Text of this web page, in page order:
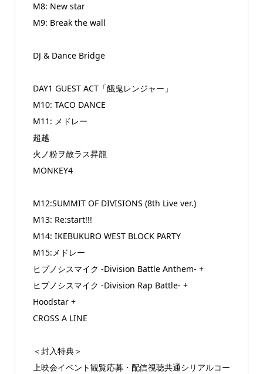
M8: New star
M9: Break the wall
DJ & Dance Bridge
DAY1 GUEST ACT「餓鬼レンジャー」
M10: TACO DANCE
M11: メドレー
超越
火ノ粉ヲ散ラス昇龍
MONKEY4
M12:SUMMIT OF DIVISIONS (8th Live ver.)
M13: Re:start!!!
M14: IKEBUKURO WEST BLOCK PARTY
M15:メドレー
ヒプノシスマイク -Division Battle Anthem- +
ヒプノシスマイク -Division Rap Battle- +
Hoodstar +
CROSS A LINE
＜封入特典＞
上映会イベント観覧応募・配信視聴共通シリアルコー